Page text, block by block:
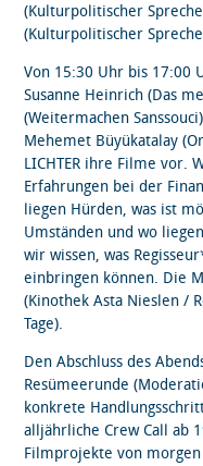
(Kulturpolitischer
(Kulturpolitischer
Von 15:30 Uhr bis 17:00
Susanne Heinrich (Das
(Weitermachen
Mehemet Büyükatalay
LICHTER ihre Filme vor.
Erfahrungen bei der
liegen Hürden, was ist
Umständen und wo
wir wissen, was
einbringen können. Die
(Kinothek Asta Nieslen /
Tage).
Den Abschluss des
Resümeerunde
konkrete
alljährliche Crew Call ab
Filmprojekte von